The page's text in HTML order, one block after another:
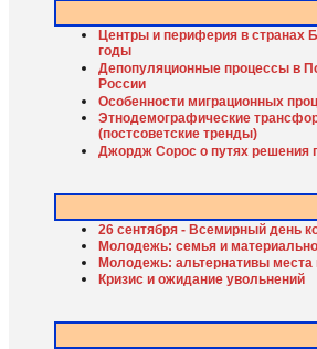
Центры и периферия в странах
годы
Депопуляционные процессы в
России
Особенности миграционных
Этнодемографические
(постсоветские тренды)
Джордж Сорос о путях решения
26 сентября - Всемирный день
Молодежь: семья и
Молодежь: альтернативы места
Кризис и ожидание увольнений